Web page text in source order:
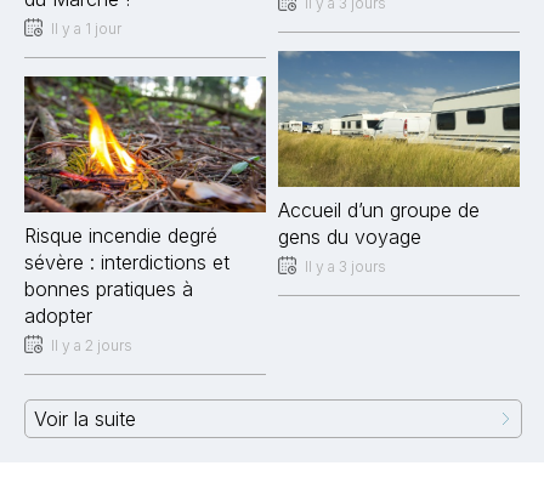
Il y a 1 jour
Risque incendie degré
sévère : interdictions et
bonnes pratiques à
adopter
Il y a 2 jours
Accueil d’un groupe de
gens du voyage
Il y a 3 jours
Voir la suite